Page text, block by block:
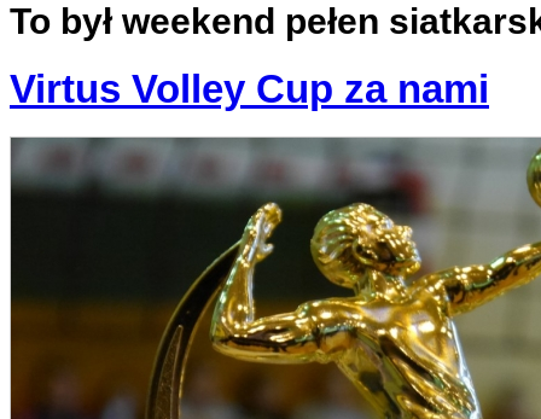
To był weekend pełen
Virtus Volley Cup za nami